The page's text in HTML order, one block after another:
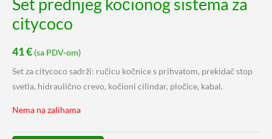
citycoco
41€(sa PDV-om)
Set za citycoco sadrži: ručicu kočnice s prihvatom, prekidač stop
svetla, hidraulično crevo, kočioni cilindar, pločice, kabal.
Nema na zalihama